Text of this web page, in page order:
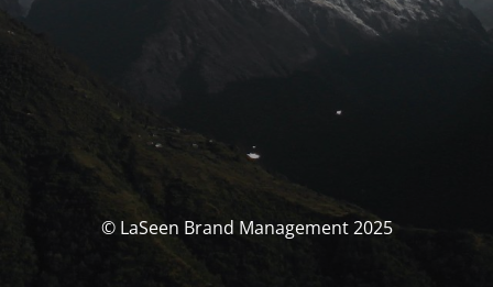
© LaSeen Brand Management 2025